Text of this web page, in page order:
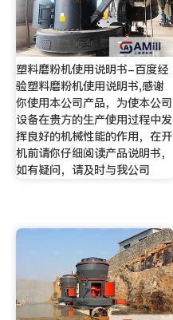
塑料磨粉机使用说明书-百度经
验塑料磨粉机使用说明书,感谢
你使用本公司产品，为使本公司
设备在贵方的生产使用过程中发
挥良好的机械性能的作用，在开
机前请你仔细阅读产品说明书，
如有疑问，请及时与我公司